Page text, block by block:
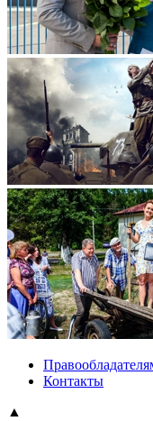
Контакты
▲